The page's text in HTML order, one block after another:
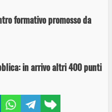
LinkedInWhatsAppTelegram
formativo promosso da
in arrivo altri 400 punti